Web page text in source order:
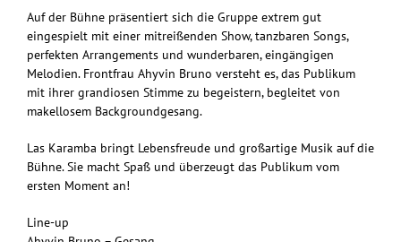
Auf der Bühne präsentiert sich die Gruppe extrem gut
eingespielt mit einer mitreißenden Show, tanzbaren Songs,
perfekten Arrangements und wunderbaren, eingängigen
Melodien. Frontfrau Ahyvin Bruno versteht es, das Publikum
mit ihrer grandiosen Stimme zu begeistern, begleitet von
makellosem Backgroundgesang.
Las Karamba bringt Lebensfreude und großartige Musik auf die
Bühne. Sie macht Spaß und überzeugt das Publikum vom
ersten Moment an!
Line-up